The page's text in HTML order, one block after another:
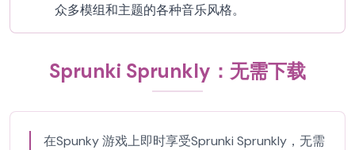
众多模组和主题的各种音乐风格。
Sprunki Sprunkly：无需下载
在Spunky 游戏上即时享受Sprunki Sprunkly，无需